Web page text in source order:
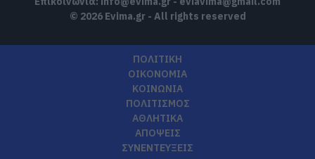
© 2026 Evima.gr - All rights reserved
ΠΟΛΙΤΙΚΗ
ΟΙΚΟΝΟΜΙΑ
ΚΟΙΝΩΝΙΑ
ΠΟΛΙΤΙΣΜΟΣ
ΑΘΛΗΤΙΚΑ
ΑΠΟΨΕΙΣ
ΣΥΝΕΝΤΕΥΞΕΙΣ